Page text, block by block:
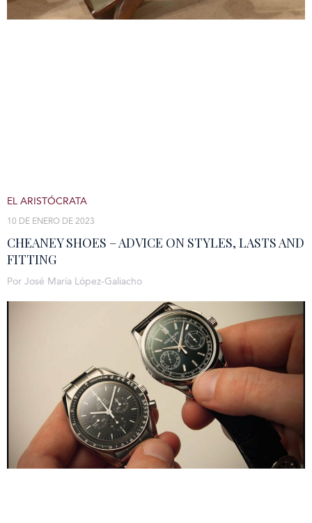
CHEANEY SHOES – ADVICE ON STYLES, LASTS AND
FITTING
10 DE ENERO DE 2023
EL ARISTÓCRATA
Por José María López-Galiacho